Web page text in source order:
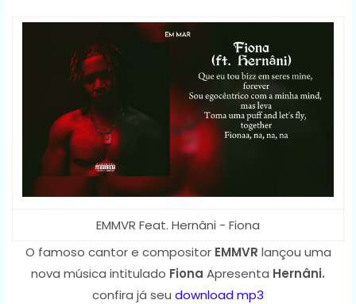
EMMVR Feat. Hernâni - Fiona
O famoso cantor e compositor EMMVR lançou uma
nova música intitulado Fiona Apresenta Hernâni.
confira já seu download mp3